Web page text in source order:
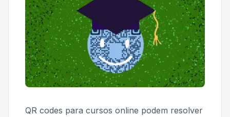
QR codes para cursos online podem resolver